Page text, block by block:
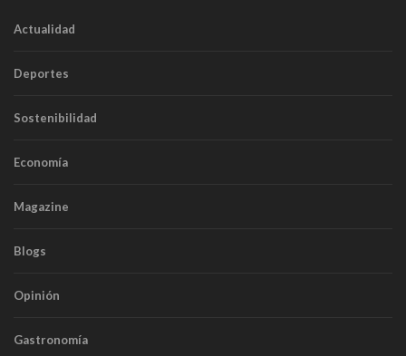
Actualidad
Deportes
Sostenibilidad
Economía
Magazine
Blogs
Opinión
Gastronomía